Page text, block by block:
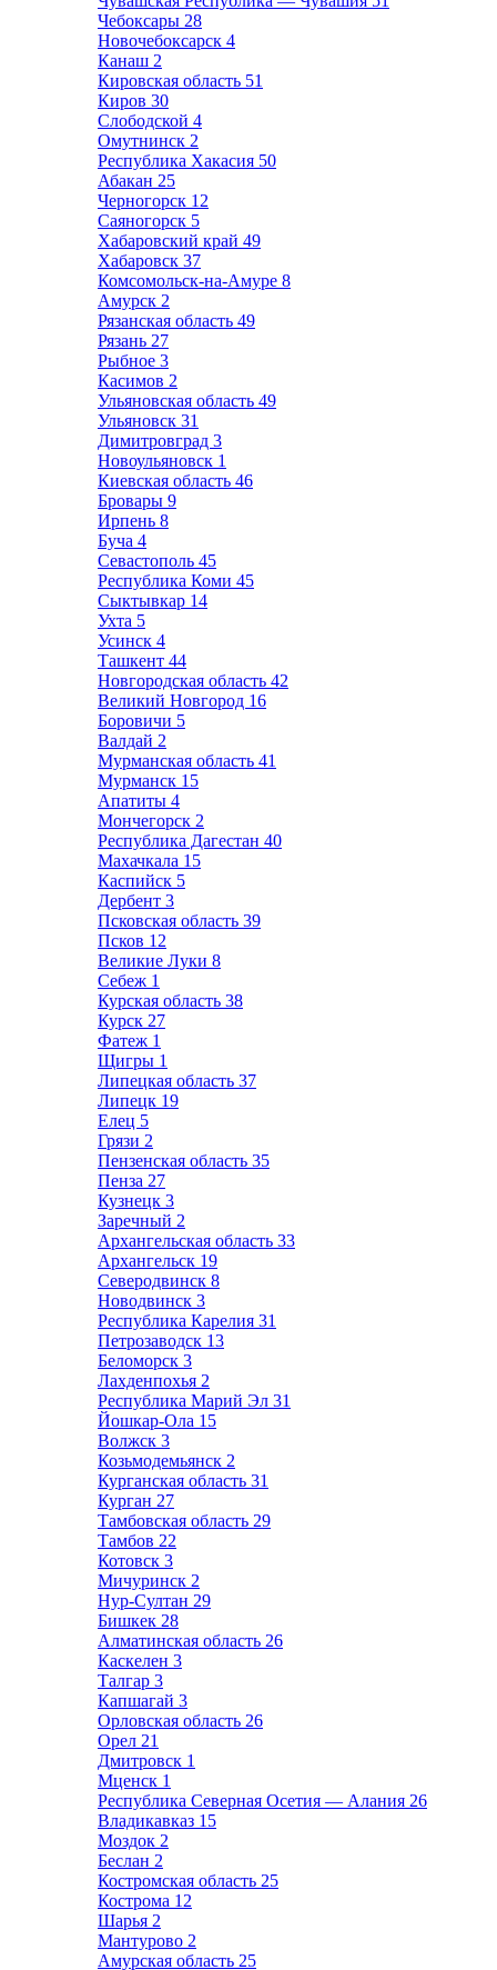
Чебоксары 28
Новочебоксарск 4
Канаш 2
Кировская область 51
Киров 30
Слободской 4
Омутнинск 2
Республика Хакасия 50
Абакан 25
Черногорск 12
Саяногорск 5
Хабаровский край 49
Хабаровск 37
Комсомольск-на-Амуре 8
Амурск 2
Рязанская область 49
Рязань 27
Рыбное 3
Касимов 2
Ульяновская область 49
Ульяновск 31
Димитровград 3
Новоульяновск 1
Киевская область 46
Бровары 9
Ирпень 8
Буча 4
Севастополь 45
Республика Коми 45
Сыктывкар 14
Ухта 5
Усинск 4
Ташкент 44
Новгородская область 42
Великий Новгород 16
Боровичи 5
Валдай 2
Мурманская область 41
Мурманск 15
Апатиты 4
Мончегорск 2
Республика Дагестан 40
Махачкала 15
Каспийск 5
Дербент 3
Псковская область 39
Псков 12
Великие Луки 8
Себеж 1
Курская область 38
Курск 27
Фатеж 1
Щигры 1
Липецкая область 37
Липецк 19
Елец 5
Грязи 2
Пензенская область 35
Пенза 27
Кузнецк 3
Заречный 2
Архангельская область 33
Архангельск 19
Северодвинск 8
Новодвинск 3
Республика Карелия 31
Петрозаводск 13
Беломорск 3
Лахденпохья 2
Республика Марий Эл 31
Йошкар-Ола 15
Волжск 3
Козьмодемьянск 2
Курганская область 31
Курган 27
Тамбовская область 29
Тамбов 22
Котовск 3
Мичуринск 2
Нур-Султан 29
Бишкек 28
Алматинская область 26
Каскелен 3
Талгар 3
Капшагай 3
Орловская область 26
Орел 21
Дмитровск 1
Мценск 1
Республика Северная Осетия — Алания 26
Владикавказ 15
Моздок 2
Беслан 2
Костромская область 25
Кострома 12
Шарья 2
Мантурово 2
Амурская область 25